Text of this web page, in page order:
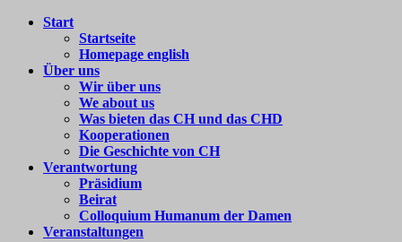
Zum
Colloquium
Humanum
e.V.
internationale
Begegnung
Start
Startseite
Homepage english
Über uns
Wir über uns
We about us
Was bieten das CH und das CHD
Kooperationen
Die Geschichte von CH
Verantwortung
Präsidium
Beirat
Colloquium Humanum der Damen
Veranstaltungen